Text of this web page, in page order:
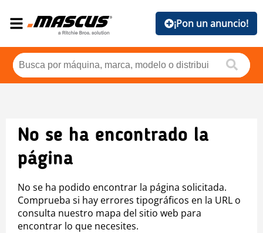
¡Pon un anuncio!
No se ha encontrado la
página
No se ha podido encontrar la página solicitada.
Comprueba si hay errores tipográficos en la URL o
consulta nuestro mapa del sitio web para
encontrar lo que necesites.